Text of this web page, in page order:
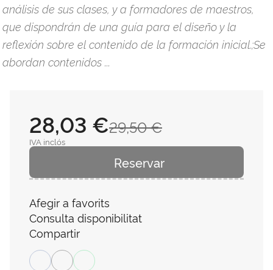
análisis de sus clases, y a formadores de maestros,
que dispondrán de una guía para el diseño y la
reflexión sobre el contenido de la formación inicial.;Se
abordan contenidos ...
29,50 €
28,03 €
IVA inclós
Reservar
Afegir a favorits
Consulta disponibilitat
Compartir